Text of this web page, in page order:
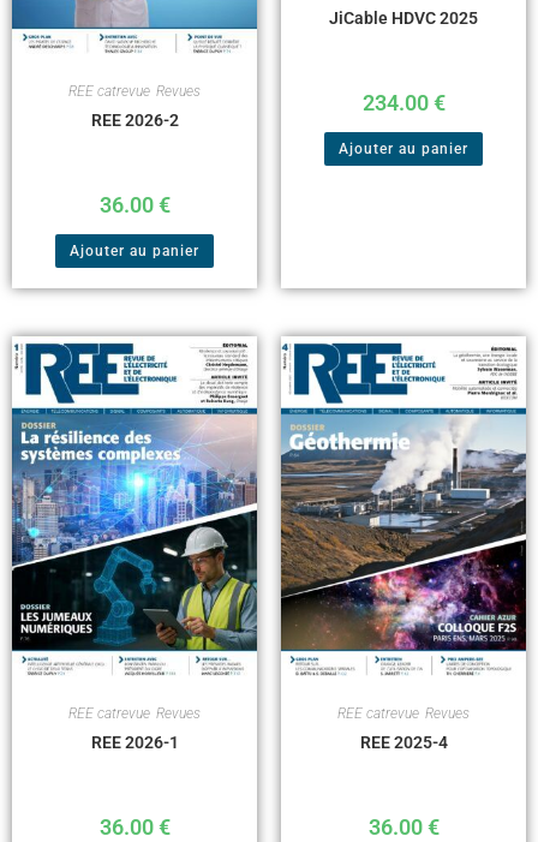
REE catrevue Revues
REE 2026-2
36.00€
Ajouter au panier
JiCable HDVC 2025
234.00€
Ajouter au panier
REE catrevue Revues
REE 2026-1
36.00€
REE catrevue Revues
REE 2025-4
36.00€